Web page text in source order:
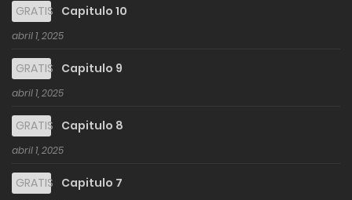
GRATIS Capitulo 10
abril 1, 2025
GRATIS Capitulo 9
abril 1, 2025
GRATIS Capitulo 8
abril 1, 2025
GRATIS Capitulo 7